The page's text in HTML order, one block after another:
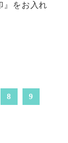
』をお入れ
8 9